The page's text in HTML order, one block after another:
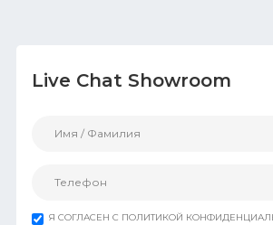
Live Chat Showroom
Я СОГЛАСЕН С ПОЛИТИКОЙ